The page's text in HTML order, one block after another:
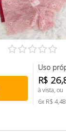
Uso
R$
à vista, ou
6x R$